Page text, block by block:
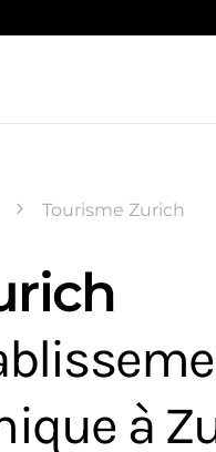
Tourisme Zurich
à